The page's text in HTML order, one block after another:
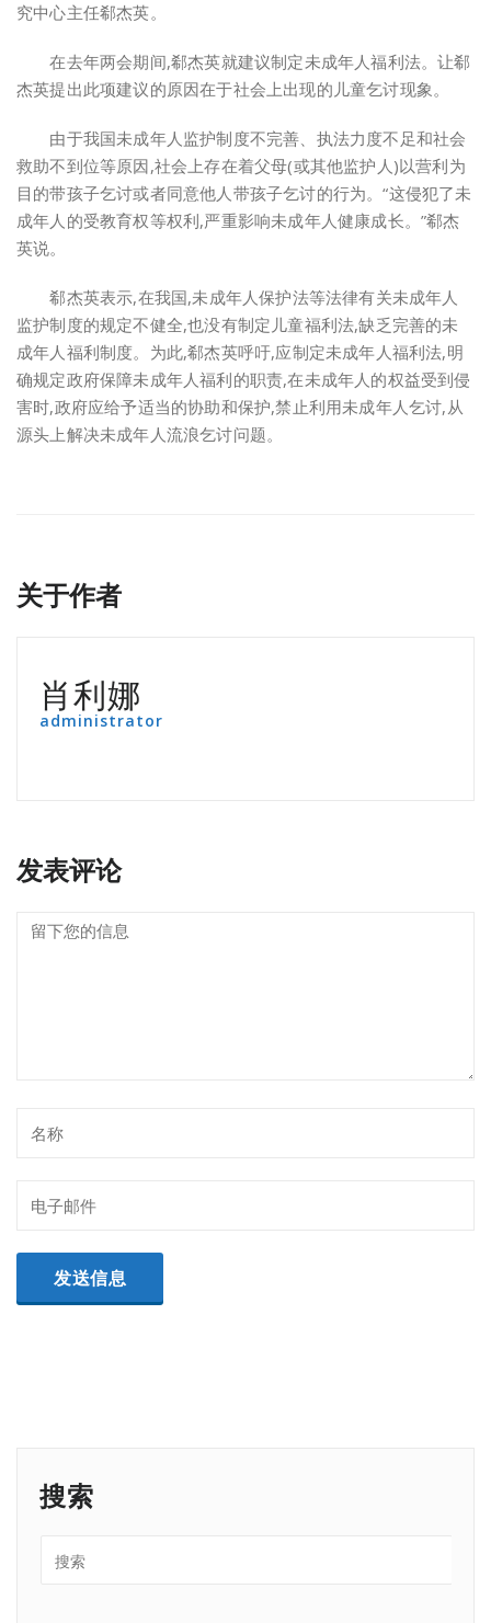
究中心主任郗杰英。
在去年两会期间,郗杰英就建议制定未成年人福利法。让郗
杰英提出此项建议的原因在于社会上出现的儿童乞讨现象。
由于我国未成年人监护制度不完善、执法力度不足和社会
救助不到位等原因,社会上存在着父母(或其他监护人)以营利为
目的带孩子乞讨或者同意他人带孩子乞讨的行为。“这侵犯了未
成年人的受教育权等权利,严重影响未成年人健康成长。”郗杰
英说。
郗杰英表示,在我国,未成年人保护法等法律有关未成年人
监护制度的规定不健全,也没有制定儿童福利法,缺乏完善的未
成年人福利制度。为此,郗杰英呼吁,应制定未成年人福利法,明
确规定政府保障未成年人福利的职责,在未成年人的权益受到侵
害时,政府应给予适当的协助和保护,禁止利用未成年人乞讨,从
源头上解决未成年人流浪乞讨问题。
关于作者
肖利娜
administrator
发表评论
搜索